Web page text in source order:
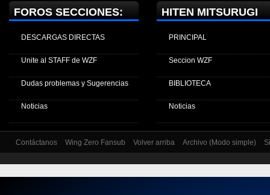
FOROS SECCIONES:
DESCARGAS DIRECTAS
Unite al STAFF de WZF
Dudas problemas y Sugerencias
Noticias
HITEN MITSURUGI
PRINCIPAL
Seccion WZF
BIBLIOTECA
Noticias
Contáctanos Wing Zero Fansub Volver arriba Archivo (Modo simple)